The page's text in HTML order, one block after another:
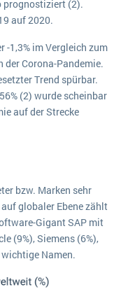
von Unternehmenssoftware?
in Enterprise-KI
prognostiziert (2).
auf 2020.
-1,3% im Vergleich zum
Corona-Pandemie.
Trend spürbar.
(2) wurde scheinbar
auf der Strecke
bzw. Marken sehr
globaler Ebene zählt
Gigant SAP mit
(9%), Siemens (6%),
wichtige Namen.